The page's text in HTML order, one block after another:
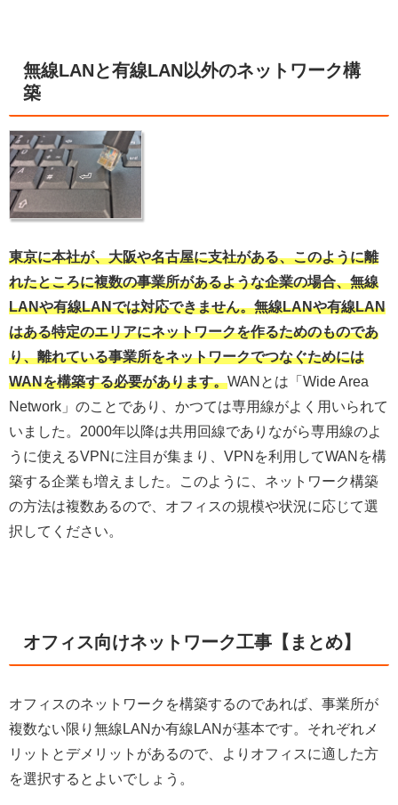
無線LANと有線LAN以外のネットワーク構
築
東京に本社が、大阪や名古屋に支社がある、このように離
れたところに複数の事業所があるような企業の場合、無線
LANや有線LANでは対応できません。無線LANや有線LAN
はある特定のエリアにネットワークを作るためのものであ
り、離れている事業所をネットワークでつなぐためには
WANを構築する必要があります。WANとは「Wide Area
Network」のことであり、かつては専用線がよく用いられて
いました。2000年以降は共用回線でありながら専用線のよ
うに使えるVPNに注目が集まり、VPNを利用してWANを構
築する企業も増えました。このように、ネットワーク構築
の方法は複数あるので、オフィスの規模や状況に応じて選
択してください。
オフィス向けネットワーク工事【まとめ】
オフィスのネットワークを構築するのであれば、事業所が
複数ない限り無線LANか有線LANが基本です。それぞれメ
リットとデメリットがあるので、よりオフィスに適した方
を選択するとよいでしょう。